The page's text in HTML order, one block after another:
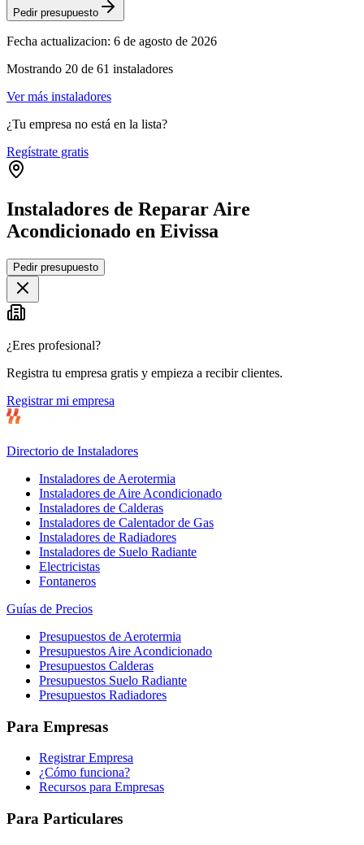
Pedir presupuesto
Fecha actualizacion: 6 de agosto de 2026
Mostrando 20 de 61 instaladores
Ver más instaladores
¿Tu empresa no está en la lista?
Regístrate gratis
Instaladores de Reparar Aire
Acondicionado en Eivissa
+
−
Pedir presupuesto
¿Eres profesional?
Registra tu empresa gratis y empieza a recibir clientes.
Registrar mi empresa
Directorio de Instaladores
Instaladores de Aerotermia
Instaladores de Aire Acondicionado
Instaladores de Calderas
Instaladores de Calentador de Gas
Instaladores de Radiadores
Instaladores de Suelo Radiante
Electricistas
Fontaneros
Guías de Precios
Presupuestos de Aerotermia
Presupuestos Aire Acondicionado
Presupuestos Calderas
Presupuestos Suelo Radiante
Presupuestos Radiadores
Para Empresas
Registrar Empresa
¿Cómo funciona?
Recursos para Empresas
Para Particulares